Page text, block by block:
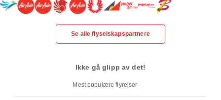
Se alle flyselskapspartnere
Ikke gå glipp av det!
Mest populære flyreiser